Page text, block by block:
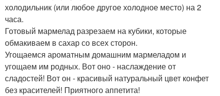
холодильник (или любое другое холодное место) на 2
часа.
Готовый мармелад разрезаем на кубики, которые
обмакиваем в сахар со всех сторон.
Угощаемся ароматным домашним мармеладом и
угощаем им родных. Вот оно - наслаждение от
сладостей! Вот он - красивый натуральный цвет конфет
без красителей! Приятного аппетита!